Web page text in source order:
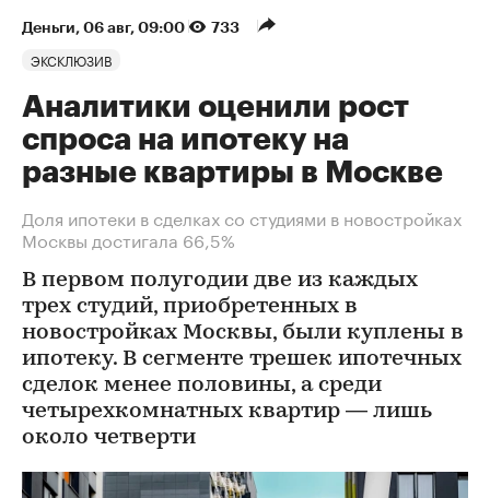
Деньги 06 авг, 09:00 733
ЭКСКЛЮЗИВ
Аналитики оценили рост
спроса на ипотеку на
разные квартиры в Москве
Доля ипотеки в сделках со студиями в новостройках
Москвы достигала 66,5%
В первом полугодии две из каждых
трех студий, приобретенных в
новостройках Москвы, были куплены в
ипотеку. В сегменте трешек ипотечных
сделок менее половины, а среди
четырехкомнатных квартир — лишь
около четверти